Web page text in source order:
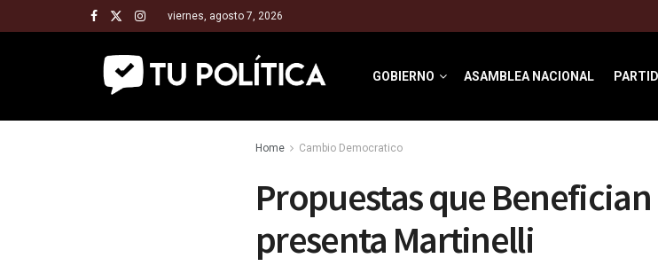
viernes, agosto 7, 2026
GOBIERNO ASAMBLEA NACIONAL
Home Cambio Democratico
Propuestas que
presenta Martinelli